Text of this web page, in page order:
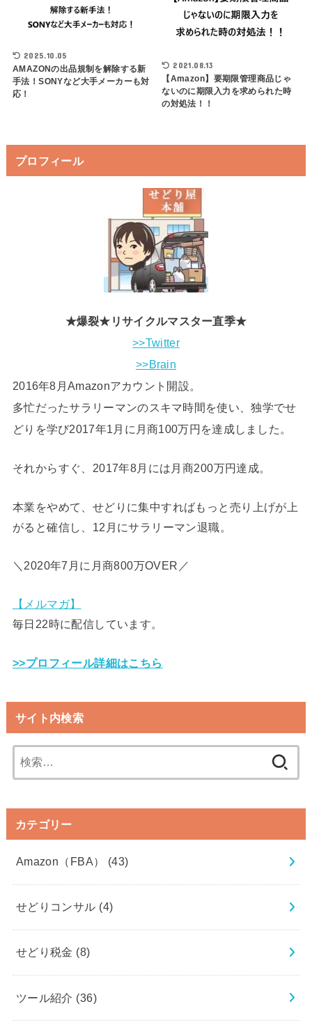
2025.10.05
AMAZONの出品規制を解除する新
手法！SONYなど大手メーカーも対
応！
2021.08.13
【Amazon】要期限管理商品じゃ
ないのに期限入力を求められた時
の対処法！！
プロフィール
★爆裂★リサイクルマスター直季★
>>Twitter
>>Brain
2016年8月Amazonアカウント開設。
多忙だったサラリーマンのスキマ時間を使い、独学でせ
どりを学び2017年1月に月商100万円を達成しました。
それからすぐ、2017年8月には月商200万円達成。
本業をやめて、せどりに集中すればもっと売り上げが上
がると確信し、12月にサラリーマン退職。
＼2020年7月に月商800万OVER／
【メルマガ】
毎日22時に配信しています。
>>プロフィール詳細はこちら
サイト内検索
索:
カテゴリー
Amazon（FBA） (43)
せどりコンサル (4)
せどり税金 (8)
ツール紹介 (36)